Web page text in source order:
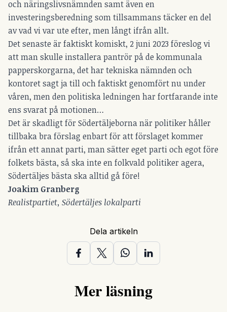
och näringslivsnämnden samt även en
investeringsberedning som tillsammans täcker en del
av vad vi var ute efter, men långt ifrån allt.
Det senaste är faktiskt komiskt, 2 juni 2023 föreslog vi
att man skulle installera pantrör på de kommunala
papperskorgarna, det har tekniska nämnden och
kontoret sagt ja till och faktiskt genomfört nu under
våren, men den politiska ledningen har fortfarande inte
ens svarat på motionen…
Det är skadligt för Södertäljeborna när politiker håller
tillbaka bra förslag enbart för att förslaget kommer
ifrån ett annat parti, man sätter eget parti och egot före
folkets bästa, så ska inte en folkvald politiker agera,
Södertäljes bästa ska alltid gå före!
Joakim Granberg
Realistpartiet, Södertäljes lokalparti
Dela artikeln
Mer läsning